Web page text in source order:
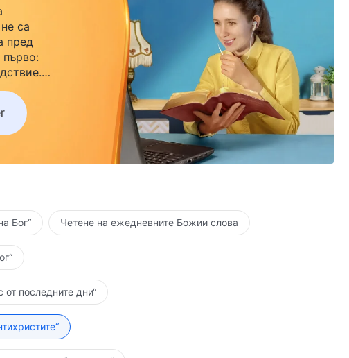
са
пред
към
Бог“ Четене на ежедневните Божии слова
последните дни“